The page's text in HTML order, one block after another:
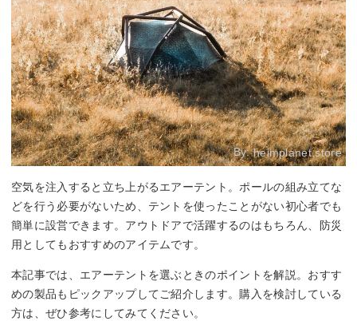
By:heimplanet.store
空気を注入すると立ち上がるエアーテント。ポールの組み立てな
どを行う必要がないため、テントを使ったことがない初心者でも
簡単に設営できます。アウトドアで活躍するのはもちろん、防災
用としてもおすすめのアイテムです。
本記事では、エアーテントを選ぶときのポイントを解説。おすす
めの製品もピックアップしてご紹介します。購入を検討している
方は、ぜひ参考にしてみてください。